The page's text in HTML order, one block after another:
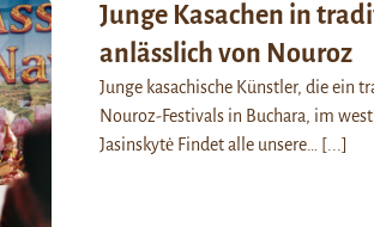
Junge Kasachen in
anlässlich von Nouroz
Junge kasachische Künstler, die ein
Nouroz-Festivals in Buchara, im
Jasinskytė Findet alle unsere…
[...]